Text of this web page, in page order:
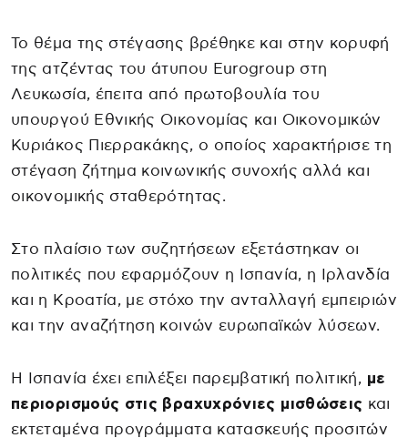
Το θέμα της στέγασης βρέθηκε και στην κορυφή
της ατζέντας του άτυπου Eurogroup στη
Λευκωσία, έπειτα από πρωτοβουλία του
υπουργού Εθνικής Οικονομίας και Οικονομικών
Κυριάκος Πιερρακάκης, ο οποίος χαρακτήρισε τη
στέγαση ζήτημα κοινωνικής συνοχής αλλά και
οικονομικής σταθερότητας.
Στο πλαίσιο των συζητήσεων εξετάστηκαν οι
πολιτικές που εφαρμόζουν η Ισπανία, η Ιρλανδία
και η Κροατία, με στόχο την ανταλλαγή εμπειριών
και την αναζήτηση κοινών ευρωπαϊκών λύσεων.
Η Ισπανία έχει επιλέξει παρεμβατική πολιτική, με
περιορισμούς στις βραχυχρόνιες μισθώσεις και
εκτεταμένα προγράμματα κατασκευής προσιτών